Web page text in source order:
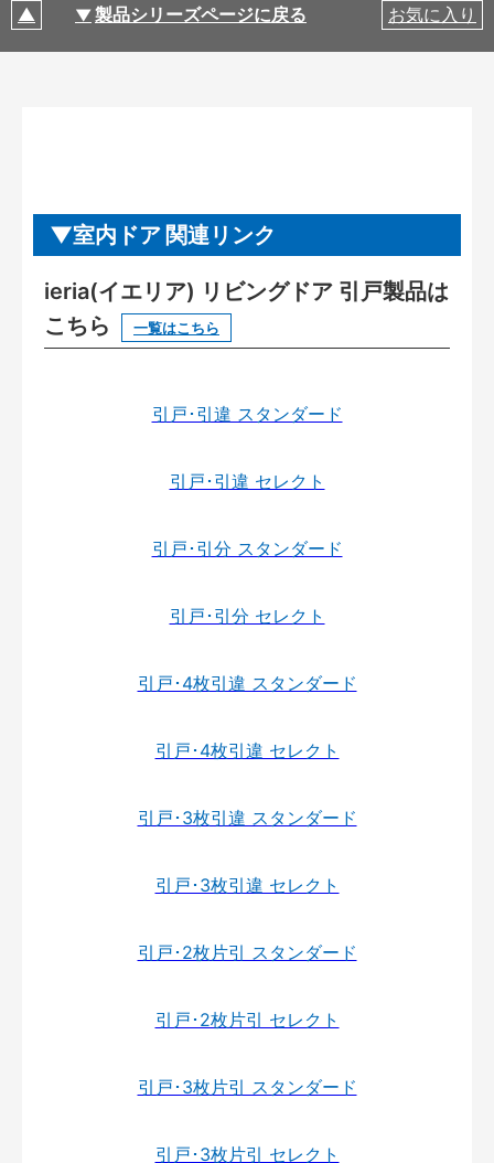
製品シリーズページに戻る お気に入り
室内ドア 関連リンク
ieria(イエリア) リビングドア 引戸製品は
こちら
一覧はこちら
引戸･引違 スタンダード
引戸･引違 セレクト
引戸･引分 スタンダード
引戸･引分 セレクト
引戸･4枚引違 スタンダード
引戸･4枚引違 セレクト
引戸･3枚引違 スタンダード
引戸･3枚引違 セレクト
引戸･2枚片引 スタンダード
引戸･2枚片引 セレクト
引戸･3枚片引 スタンダード
引戸･3枚片引 セレクト